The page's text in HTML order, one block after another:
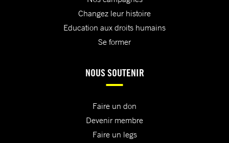
Changez leur histoire
Education aux droits humains
Se former
NOUS SOUTENIR
Faire un don
Devenir membre
Faire un legs